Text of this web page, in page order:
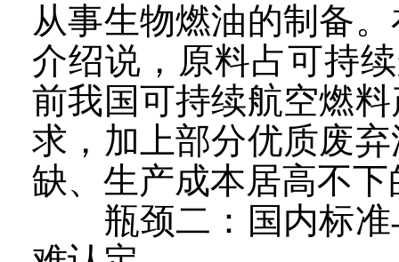
从事生物燃油的制备
介绍说，原料占可持
前我国可持续航空燃
求，加上部分优质废
缺、生产成本居高不下
瓶颈二：国内标准